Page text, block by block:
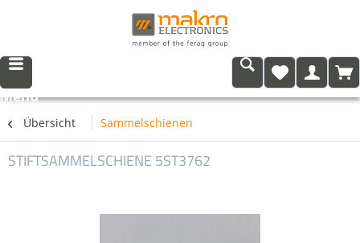
Menü
Übersicht Sammelschienen
STIFTSAMMELSCHIENE 5ST3762